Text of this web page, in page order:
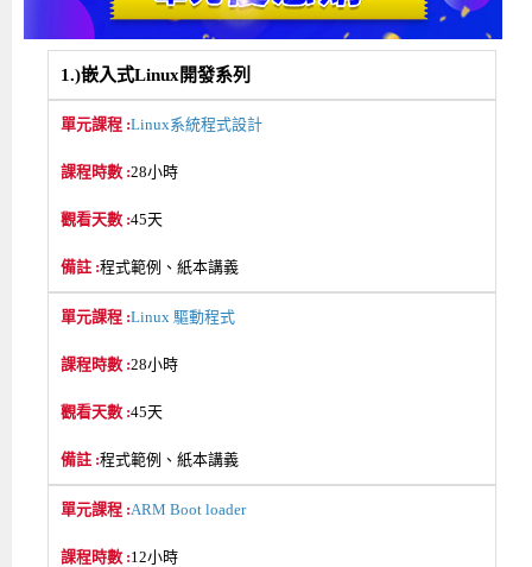
1.)嵌入式Linux開發系列
Linux系統程式設計
28小時
45天
程式範例、紙本講義
Linux 驅動程式
28小時
45天
程式範例、紙本講義
ARM Boot loader
12小時